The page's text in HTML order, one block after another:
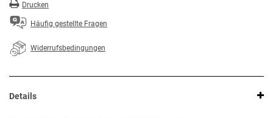
Drucken
Häufig gestellte Fragen
Widerrufsbedingungen
Details